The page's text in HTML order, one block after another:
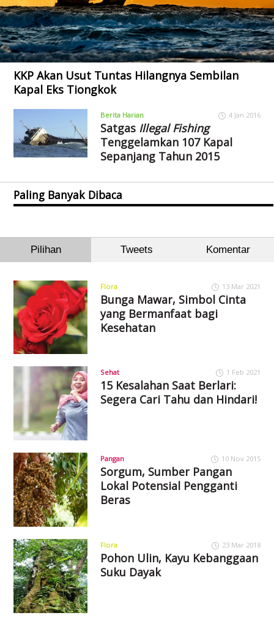
KKP Akan Usut Tuntas Hilangnya Sembilan
Kapal Eks Tiongkok
Berita Harian 4 Jan 2016
Satgas Illegal Fishing
Tenggelamkan 107 Kapal
Sepanjang Tahun 2015
Paling Banyak Dibaca
Pilihan Tweets Komentar
Flora 13 Mar 2021
Bunga Mawar, Simbol Cinta
yang Bermanfaat bagi
Kesehatan
Sehat 1 Feb 2021
15 Kesalahan Saat Berlari:
Segera Cari Tahu dan Hindari!
Pangan 10 Nov 2015
Sorgum, Sumber Pangan
Lokal Potensial Pengganti
Beras
Flora 23 Mar 2018
Pohon Ulin, Kayu Kebanggaan
Suku Dayak